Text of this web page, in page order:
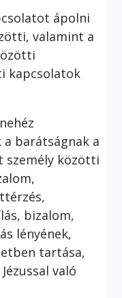
ápolni
valamint a
kapcsolatok
barátságnak a
személy közötti
bizalom,
lényének,
tartása,
való